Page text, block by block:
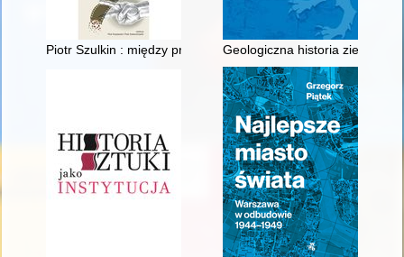
Piotr Szulkin : między prostotą politycznej aluzji a
Geologiczna historia ziemi